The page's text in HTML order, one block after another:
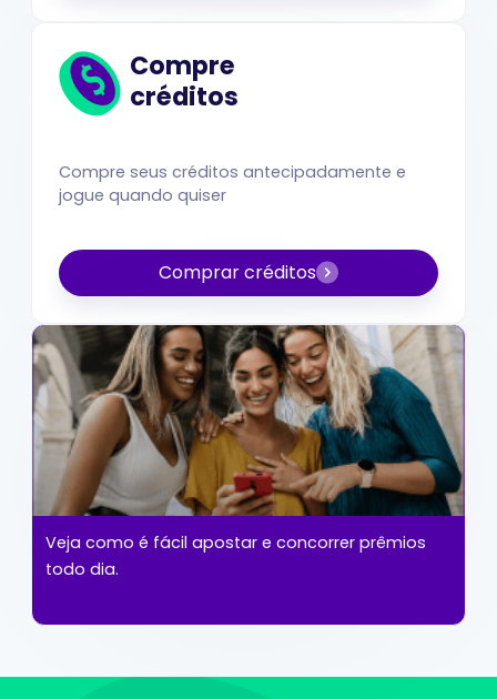
Compre
créditos
Compre seus créditos antecipadamente e
jogue quando quiser
Comprar créditos
Veja como é fácil apostar e concorrer prêmios
todo dia.